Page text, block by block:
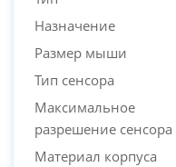
PC-Arena на
Назначение
Размер мыши
Тип сенсора
Максимальное
разрешение сенсора
Материал корпуса